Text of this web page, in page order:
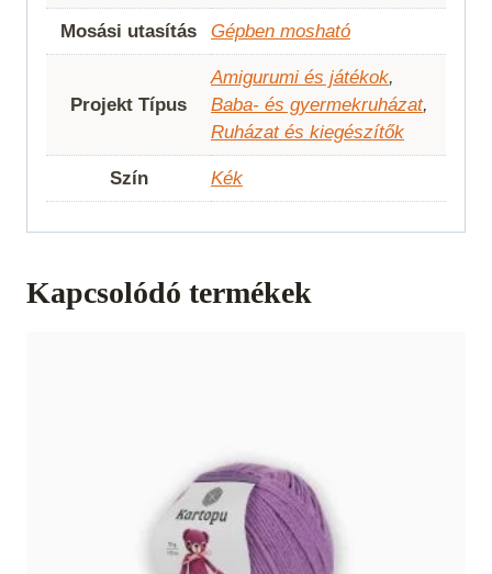
Mosási utasítás Gépben mosható
Projekt Típus
Amigurumi és játékok,
Baba- és gyermekruházat,
Ruházat és kiegészítők
Szín Kék
Kapcsolódó termékek